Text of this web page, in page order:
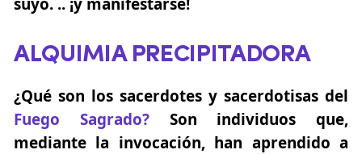
ALQUIMIA PRECIPITADORA
¿Qué son los sacerdotes y sacerdotisas del
Fuego Sagrado?Son individuos que,
mediante la invocación, han aprendido a